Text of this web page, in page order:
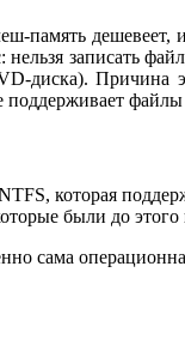
память дешевеет,
записать
диска). Причина
поддерживает
которая
были до
сама